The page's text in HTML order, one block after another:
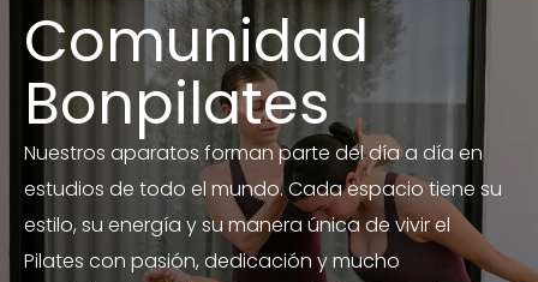
Comunidad
Bonpilates
Nuestros aparatos forman parte del día a día en
estudios de todo el mundo. Cada espacio tiene su
estilo, su energía y su manera única de vivir el
Pilates con pasión, dedicación y mucho